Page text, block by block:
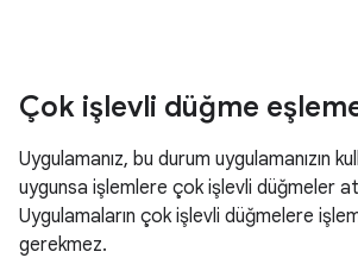
Çok işlevli düğme
Uygulamanız, bu durum uygulamanızın
uygunsa işlemlere çok işlevli düğmeler
Uygulamaların çok işlevli düğmelere
gerekmez.